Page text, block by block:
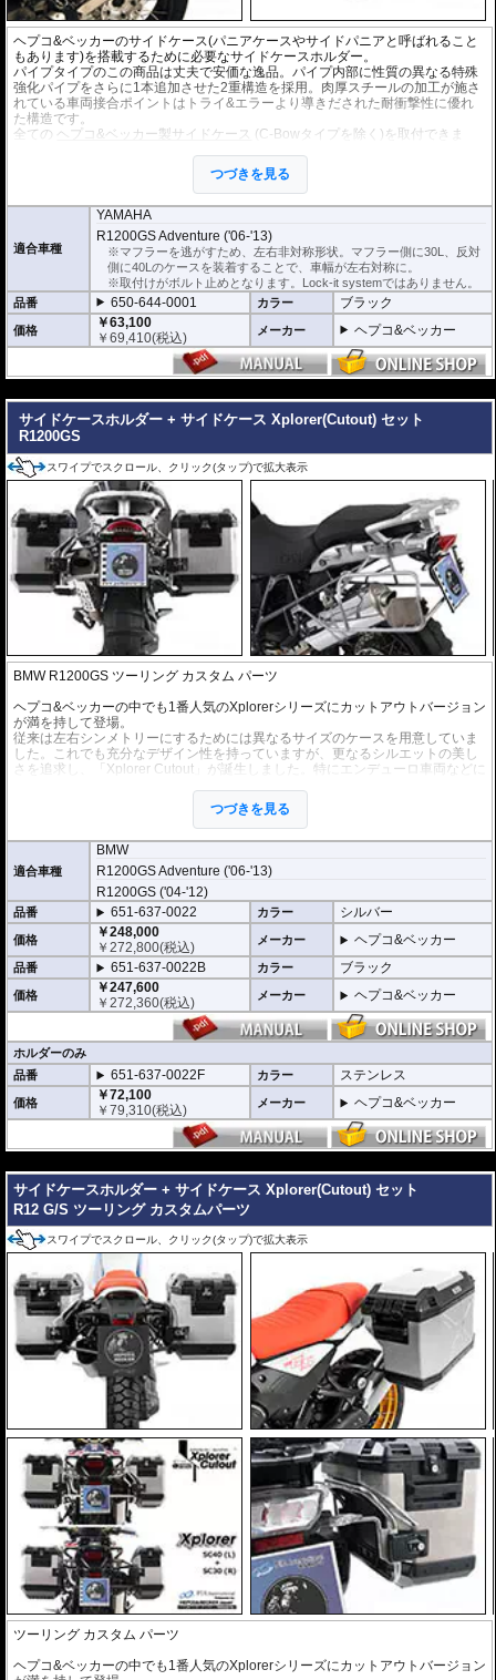
ヘプコ&ベッカーのサイドケース(パニアケースやサイドパニアと呼ばれること
もあります)を搭載するために必要なサイドケースホルダー。
パイプタイプのこの商品は丈夫で安価な逸品。パイプ内部に性質の異なる特殊
強化パイプをさらに1本追加させた2重構造を採用。肉厚スチールの加工が施さ
れている車両接合ポイントはトライ&エラーより導きだされた耐衝撃性に優れ
た構造です。
全ての ヘプコ&ベッカー製サイドケース (C-Bowタイプを除く)を取付できま
※こちらのサイドケースホルダーはLock it system機構は御座いません。
※ケースのラインナップはこちらからご確認ください
※サイドケースホルダー用アダプターはケースに付属しています。 詳細はこ
つづきを見る
適合車種
YAMAHA
R1200GS Adventure ('06-'13)
※マフラーを逃がすため、左右非対称形状。マフラー側に30L、反対
側に40Lのケースを装着することで、車幅が左右対称に。
※取付けがボルト止めとなります。Lock-it systemではありません。
品番
650-644-0001 カラー ブラック
価格
￥63,100
￥69,410(税込) メーカー ヘプコ&ベッカー
サイドケースホルダー + サイドケース Xplorer(Cutout) セット
R1200GS
スワイプでスクロール、クリック(タップ)で拡大表示
BMW R1200GS ツーリング カスタム パーツ
ヘプコ&ベッカーの中でも1番人気のXplorerシリーズにカットアウトバージョン
が満を持して登場。
従来は左右シンメトリーにするためには異なるサイズのケースを用意していま
した。これでも充分なデザイン性を持っていますが、更なるシルエットの美し
さを追求し、「Xplorer Cutout」が誕生しました。特にエンデューロ車両などに
写真を見ていただければ、そのイメージの違いを感じていただけるでしょう。
※多様なXplorer用のオプションもご利用頂けます。
※車種専用ホルダーと左右サイドケースのお得なセット。
※車種別専用ホルダーはオールステンレス製。
※カットアウトのホルダー、ケースはその他ヘプコ&ベッカーのサイドケース
と互換性がありません。
※カットアウト部分は溶接仕上げです。仕上がりには個体差があります。
セット内容
・サイドケースホルダー ステンレススチール
・サイドケース Xplorer シルバー / ブラック
容量
40リットル : マフラー側 37リットル
※車両乗換えや増車など お持ちのケースを活用するためにホルダーのみでも
お求めいただけます。
つづきを見る
適合車種
BMW
R1200GS Adventure ('06-'13)
R1200GS ('04-'12)
品番 651-637-0022 カラー シルバー
価格
￥248,000
￥272,800(税込) メーカー ヘプコ&ベッカー
品番 651-637-0022B カラー ブラック
価格
￥247,600
￥272,360(税込) メーカー ヘプコ&ベッカー
ホルダーのみ
品番
651-637-0022F カラー ステンレス
価格
￥72,100
￥79,310(税込) メーカー ヘプコ&ベッカー
サイドケースホルダー + サイドケース Xplorer(Cutout) セット
R12 G/S ツーリング カスタムパーツ
スワイプでスクロール、クリック(タップ)で拡大表示
ツーリング カスタム パーツ
ヘプコ&ベッカーの中でも1番人気のXplorerシリーズにカットアウトバージョン